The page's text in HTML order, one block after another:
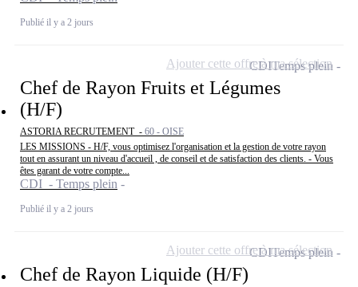
Publié il y a 2 jours
Chef de Rayon Fruits et Légumes
(H/F)
ASTORIA RECRUTEMENT - 60 - OISE
LES MISSIONS - H/F, vous optimisez l'organisation et la gestion de votre rayon
tout en assurant un niveau d'accueil , de conseil et de satisfaction des clients. - Vous
êtes garant de votre compte...
CDI - Temps plein
Publié il y a 2 jours
CDITemps plein
Ajouter cette offre à ma sélection
Chef de Rayon Liquide (H/F)
CDITemps plein
Ajouter cette offre à ma sélection